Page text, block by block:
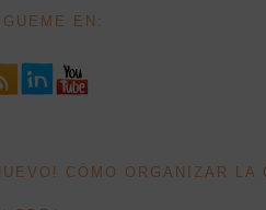
EN:
CÓMO ORGANIZAR LA